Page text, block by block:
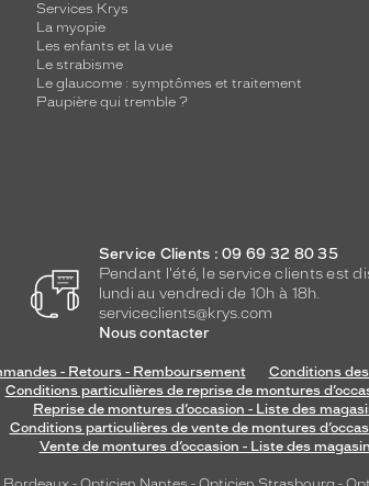
Services Krys
La myopie
Les enfants et la vue
Le strabisme
Le glaucome : symptômes et traitement
Paupière qui tremble ?
Service Clients : 09 69 32 80 35
Pendant l'été, le service clients est
lundi au vendredi de 10h à 18h.
serviceclients@krys.com
Nous contacter
- Retours - Remboursement Conditions
Conditions particulières de reprise de montures
Reprise de montures d’occasion - Liste des
Conditions particulières de vente de montures
Vente de montures d’occasion - Liste des